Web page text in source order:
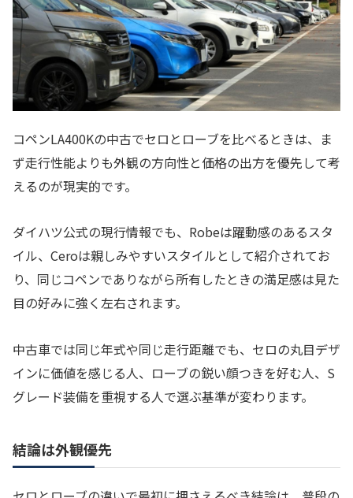
コペンLA400Kの中古でセロとローブを比べるときは、ま
ず走行性能よりも外観の方向性と価格の出方を優先して考
えるのが現実的です。
ダイハツ公式の現行情報でも、Robeは躍動感のあるスタ
イル、Ceroは親しみやすいスタイルとして紹介されてお
り、同じコペンでありながら所有したときの満足感は見た
目の好みに強く左右されます。
中古車では同じ年式や同じ走行距離でも、セロの丸目デザ
インに価値を感じる人、ローブの鋭い顔つきを好む人、S
グレード装備を重視する人で選ぶ基準が変わります。
結論は外観優先